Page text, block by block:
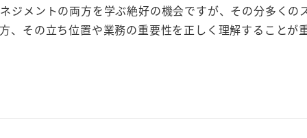
ジメントの両方を学ぶ絶好の機会ですが、その分多くの
、その立ち位置や業務の重要性を正しく理解することが